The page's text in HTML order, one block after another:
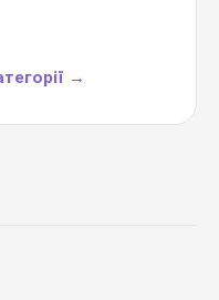
→